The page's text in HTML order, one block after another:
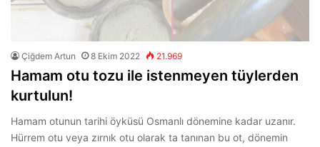
Çiğdem Artun 8 Ekim 2022 21.969
Hamam otu tozu ile istenmeyen tüylerden
kurtulun!
Hamam otunun tarihi öyküsü Osmanlı dönemine kadar uzanır.
Hürrem otu veya zırnık otu olarak ta tanınan bu ot, dönemin